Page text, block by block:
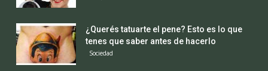
¿Querés tatuarte el pene? Esto es lo que
tenes que saber antes de hacerlo
Sociedad